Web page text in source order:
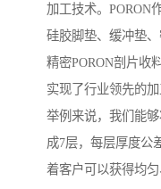
加工技术。PORON
硅胶脚垫、缓冲垫
精密PORON剖片收
实现了行业领先的加
举例来说，我们能
成7层，每层厚度公
着客户可以获得均